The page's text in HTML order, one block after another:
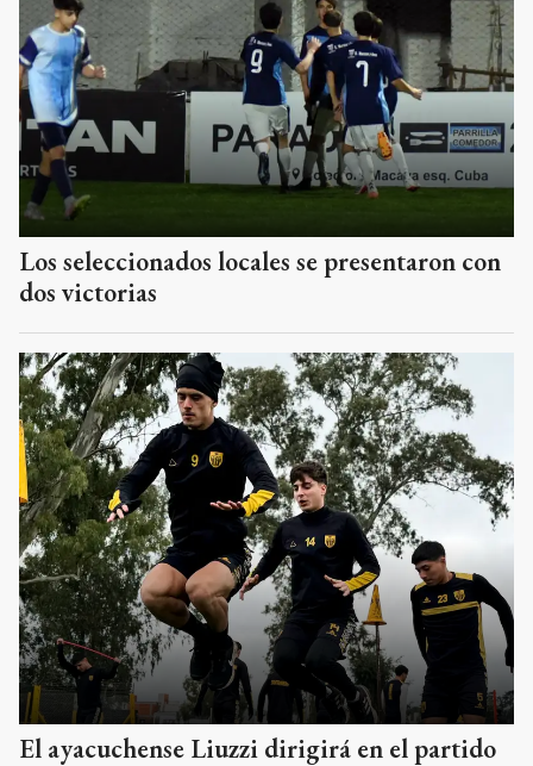
Los seleccionados locales se presentaron con
dos victorias
El ayacuchense Liuzzi dirigirá en el partido